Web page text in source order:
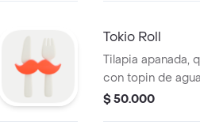
Tokio Roll
Tilapia apanada,
con topin de
de la casa (semi-
$ 50.000